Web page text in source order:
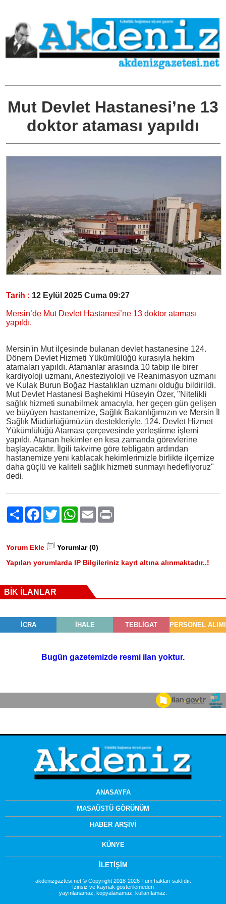
Mut Devlet Hastanesi’ne 13
doktor ataması yapıldı
Tarih : 12 Eylül 2025 Cuma 09:27
Mersin’de Mut Devlet Hastanesi’ne 13 doktor ataması
yapıldı.
Mersin'in Mut ilçesinde bulanan devlet hastanesine 124.
Dönem Devlet Hizmeti Yükümlülüğü kurasıyla hekim
atamaları yapıldı. Atamanlar arasında 10 tabip ile birer
kardiyoloji uzmanı, Anesteziyoloji ve Reanimasyon uzmanı
ve Kulak Burun Boğaz Hastalıkları uzmanı olduğu bildirildi.
Mut Devlet Hastanesi Başhekimi Hüseyin Özer, "Nitelikli
sağlık hizmeti sunabilmek amacıyla, her geçen gün gelişen
ve büyüyen hastanemize, Sağlık Bakanlığımızın ve Mersin İl
Sağlık Müdürlüğümüzün destekleriyle, 124. Devlet Hizmet
Yükümlülüğü Ataması çerçevesinde yerleştirme işlemi
yapıldı. Atanan hekimler en kısa zamanda görevlerine
başlayacaktır. İlgili takvime göre tebligatın ardından
hastanemize yeni katılacak hekimlerimizle birlikte ilçemize
daha güçlü ve kaliteli sağlık hizmeti sunmayı hedefliyoruz"
dedi.
PaylaşFacebook
TwitterWhatsApp
EmailPrint
Yorum Ekle
Yorumlar (0)
Yapılan yorumlarda IP Bilgileriniz kayıt altına alınmaktadır..!
BİK İLANLAR
ANASAYFA
MASAÜSTÜ GÖRÜNÜM
HABER ARŞİVİ
KÜNYE
İLETİŞİM
akdenizgaztesi.net © Copyright 2018-2026 Tüm hakları saklıdır.
İzinsiz ve kaynak gösterilemeden
yayınlanamaz, kopyalanamaz, kullanılamaz.